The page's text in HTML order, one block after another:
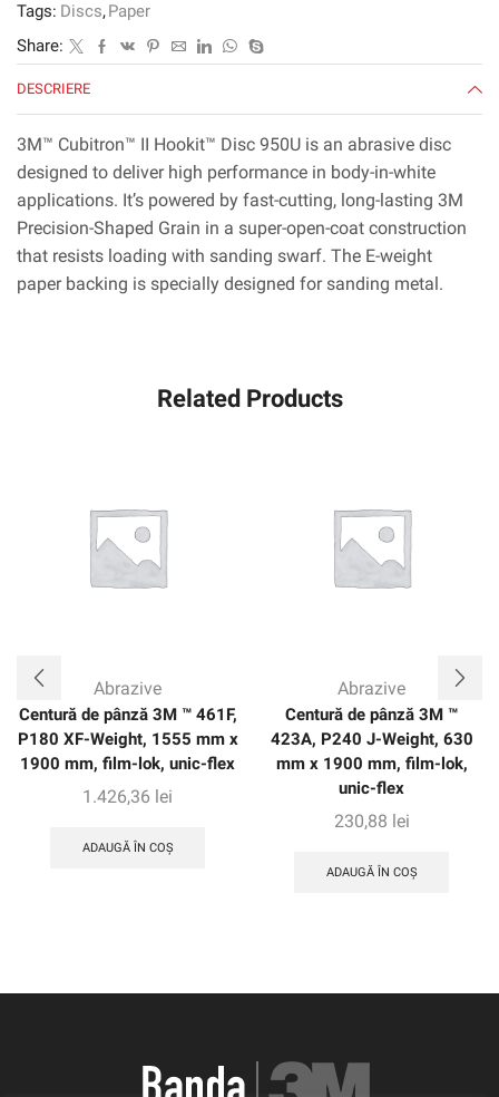
Tags: Discs,Paper
Share:
DESCRIERE
3M™ Cubitron™ II Hookit™ Disc 950U is an abrasive disc
designed to deliver high performance in body-in-white
applications. It’s powered by fast-cutting, long-lasting 3M
Precision-Shaped Grain in a super-open-coat construction
that resists loading with sanding swarf. The E-weight
paper backing is specially designed for sanding metal.
Related Products
Abrazive
Centură de pânză 3M ™ 461F,
P180 XF-Weight, 1555 mm x
1900 mm, film-lok, unic-flex
1.426,36 lei
ADAUGĂ ÎN COȘ
Abrazive
Centură de pânză 3M ™
423A, P240 J-Weight, 630
mm x 1900 mm, film-lok,
unic-flex
230,88 lei
ADAUGĂ ÎN COȘ